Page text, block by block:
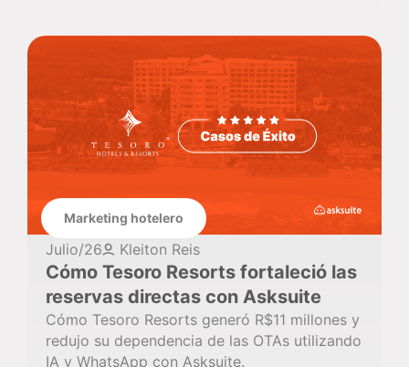
Marketing hotelero
Julio/26 Kleiton Reis
Cómo Tesoro Resorts fortaleció las
reservas directas con Asksuite
Cómo Tesoro Resorts generó R$11 millones y
redujo su dependencia de las OTAs utilizando
IA y WhatsApp con Asksuite.